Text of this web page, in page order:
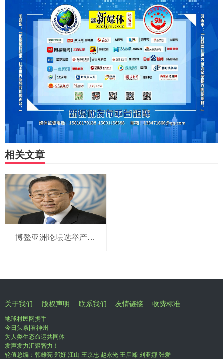
相关文章
博鳌亚洲论坛选举产生新一届理事会 潘基文当选理事长
关于我们 版权声明 联系我们 友情链接 收费标准
地球村民网携手
今日头条|看神州
为人类生态命运共同体
发声发力汇聚智力！
轮值总编：韩雄亮 郑好 江山 王京忠 赵永光 王启峰 刘亚娜 张爱